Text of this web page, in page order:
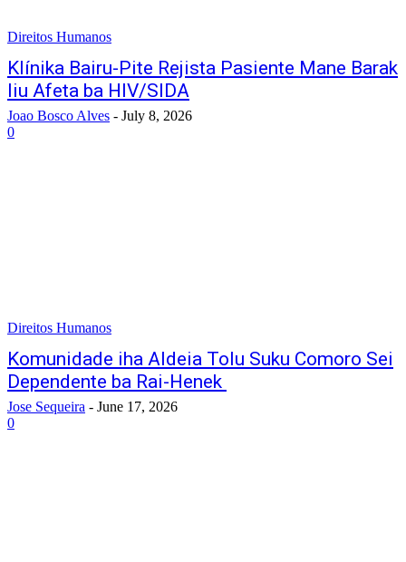
Direitos Humanos
Klínika Bairu-Pite Rejista Pasiente Mane Barak
liu Afeta ba HIV/SIDA
Joao Bosco Alves - July 8, 2026
0
Direitos Humanos
Komunidade iha Aldeia Tolu Suku Comoro Sei
Dependente ba Rai-Henek
Jose Sequeira - June 17, 2026
0